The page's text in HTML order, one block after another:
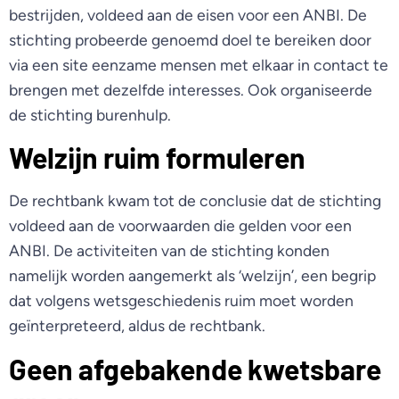
bestrijden, voldeed aan de eisen voor een ANBI. De
stichting probeerde genoemd doel te bereiken door
via een site eenzame mensen met elkaar in contact te
brengen met dezelfde interesses. Ook organiseerde
de stichting burenhulp.
Welzijn ruim formuleren
De rechtbank kwam tot de conclusie dat de stichting
voldeed aan de voorwaarden die gelden voor een
ANBI. De activiteiten van de stichting konden
namelijk worden aangemerkt als ‘welzijn’, een begrip
dat volgens wetsgeschiedenis ruim moet worden
geïnterpreteerd, aldus de rechtbank.
Geen afgebakende kwetsbare